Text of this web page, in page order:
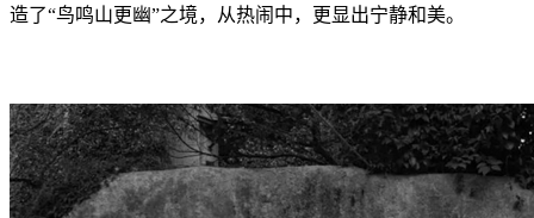
造了“鸟鸣山更幽”之境，从热闹中，更显出宁静和美。